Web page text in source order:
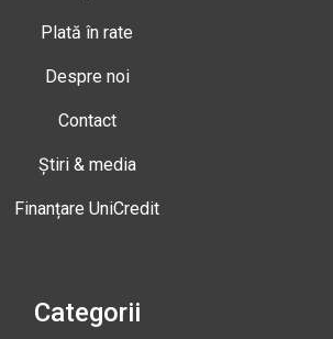
Plată în rate
Despre noi
Contact
Știri & media
Finanțare UniCredit
Categorii